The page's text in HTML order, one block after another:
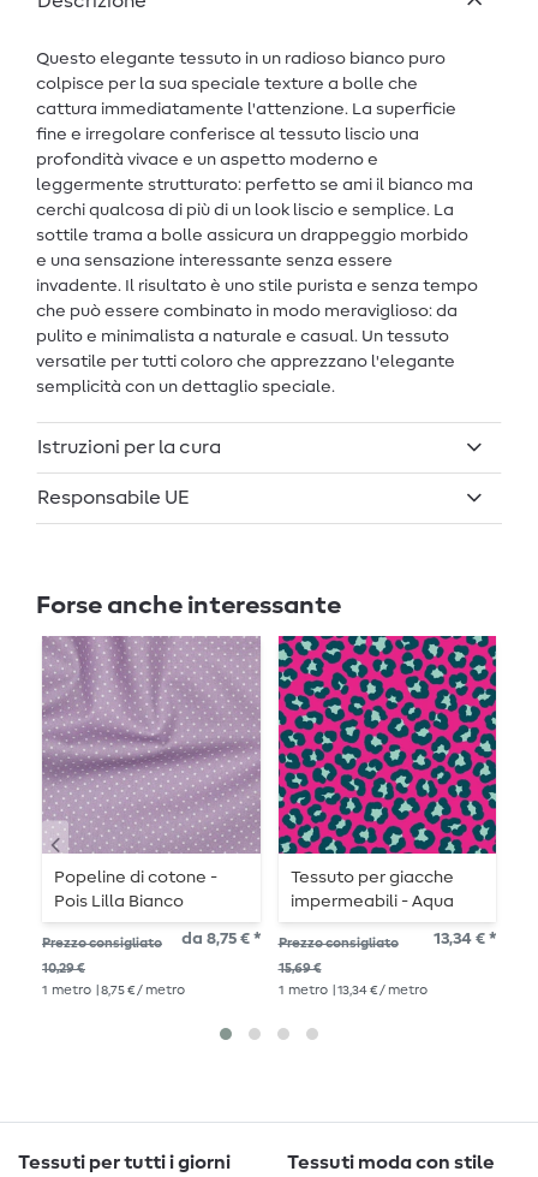
Questo elegante tessuto in un radioso bianco puro
colpisce per la sua speciale texture a bolle che
cattura immediatamente l'attenzione. La superficie
fine e irregolare conferisce al tessuto liscio una
profondità vivace e un aspetto moderno e
leggermente strutturato: perfetto se ami il bianco ma
cerchi qualcosa di più di un look liscio e semplice. La
sottile trama a bolle assicura un drappeggio morbido
e una sensazione interessante senza essere
invadente. Il risultato è uno stile purista e senza tempo
che può essere combinato in modo meraviglioso: da
pulito e minimalista a naturale e casual. Un tessuto
versatile per tutti coloro che apprezzano l'elegante
semplicità con un dettaglio speciale.
Istruzioni per la cura
Responsabile UE
Forse anche interessante
Popeline di cotone -
Pois Lilla Bianco
Prezzo consigliato
10,29 €
da 8,75 € *
1 metro | 8,75 € / metro
Tessuto per giacche
impermeabili - Aqua
Protect Stampa
digitale Leo Fucsia
Prezzo consigliato
15,69 €
13,34 € *
1 metro | 13,34 € / metro
Tessuti per tutti i giorni Tessuti moda con stile